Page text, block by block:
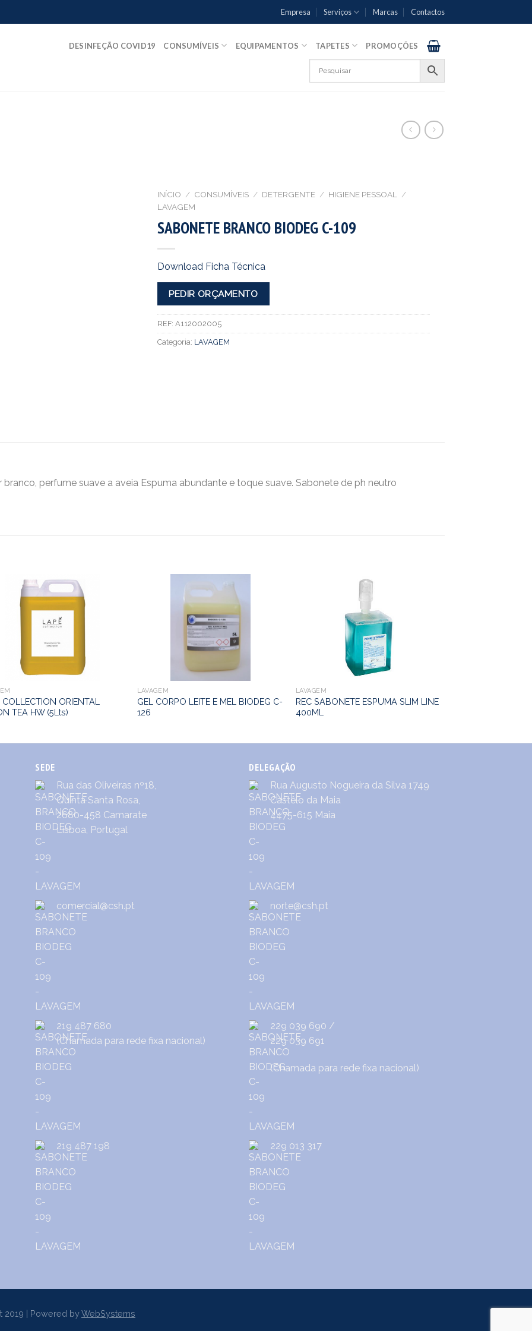
Empresa Serviços Marcas Contactos
DESINFEÇÃO COVID19 CONSUMÍVEIS EQUIPAMENTOS TAPETES PROMOÇÕES
INÍCIO / CONSUMÍVEIS / DETERGENTE / HIGIENE PESSOAL
/
LAVAGEM
SABONETE BRANCO BIODEG C-109
Download Ficha Técnica
PEDIR ORÇAMENTO
REF: A112002005
Categoria: LAVAGEM
perfume suave a aveia Espuma abundante e toque suave. Sabonete de ph neutro
COLLECTION ORIENTAL
TEA HW (5Lts)
LAVAGEM
GEL CORPO LEITE E MEL BIODEG C-
126
LAVAGEM
REC SABONETE ESPUMA SLIM LINE
400ML
SEDE
Rua das Oliveiras nº18,
Quinta Santa Rosa,
2680-458 Camarate
Lisboa, Portugal
comercial@csh.pt
219 487 680
(Chamada para rede fixa nacional)
219 487 198
DELEGAÇÃO
Rua Augusto Nogueira da Silva 1749
Castêlo da Maia
4475-615 Maia
norte@csh.pt
229 039 690 /
229 039 691
(Chamada para rede fixa nacional)
229 013 317
2019 | Powered byWebSystems